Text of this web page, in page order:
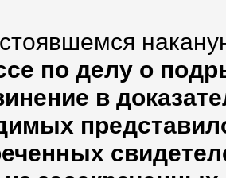
по делу о
в